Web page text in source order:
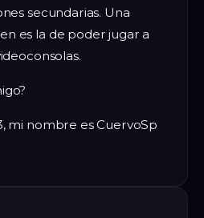
secundarias. Una
es la de poder jugar a
mi nombre es CuervoSp